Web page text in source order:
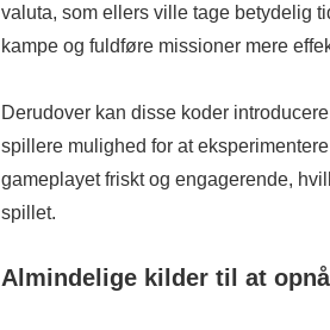
valuta, som ellers ville tage betydelig
kampe og fuldføre missioner mere
Derudover kan disse koder
spillere mulighed for at
gameplayet friskt og engagerende,
spillet.
Almindelige kilder til at